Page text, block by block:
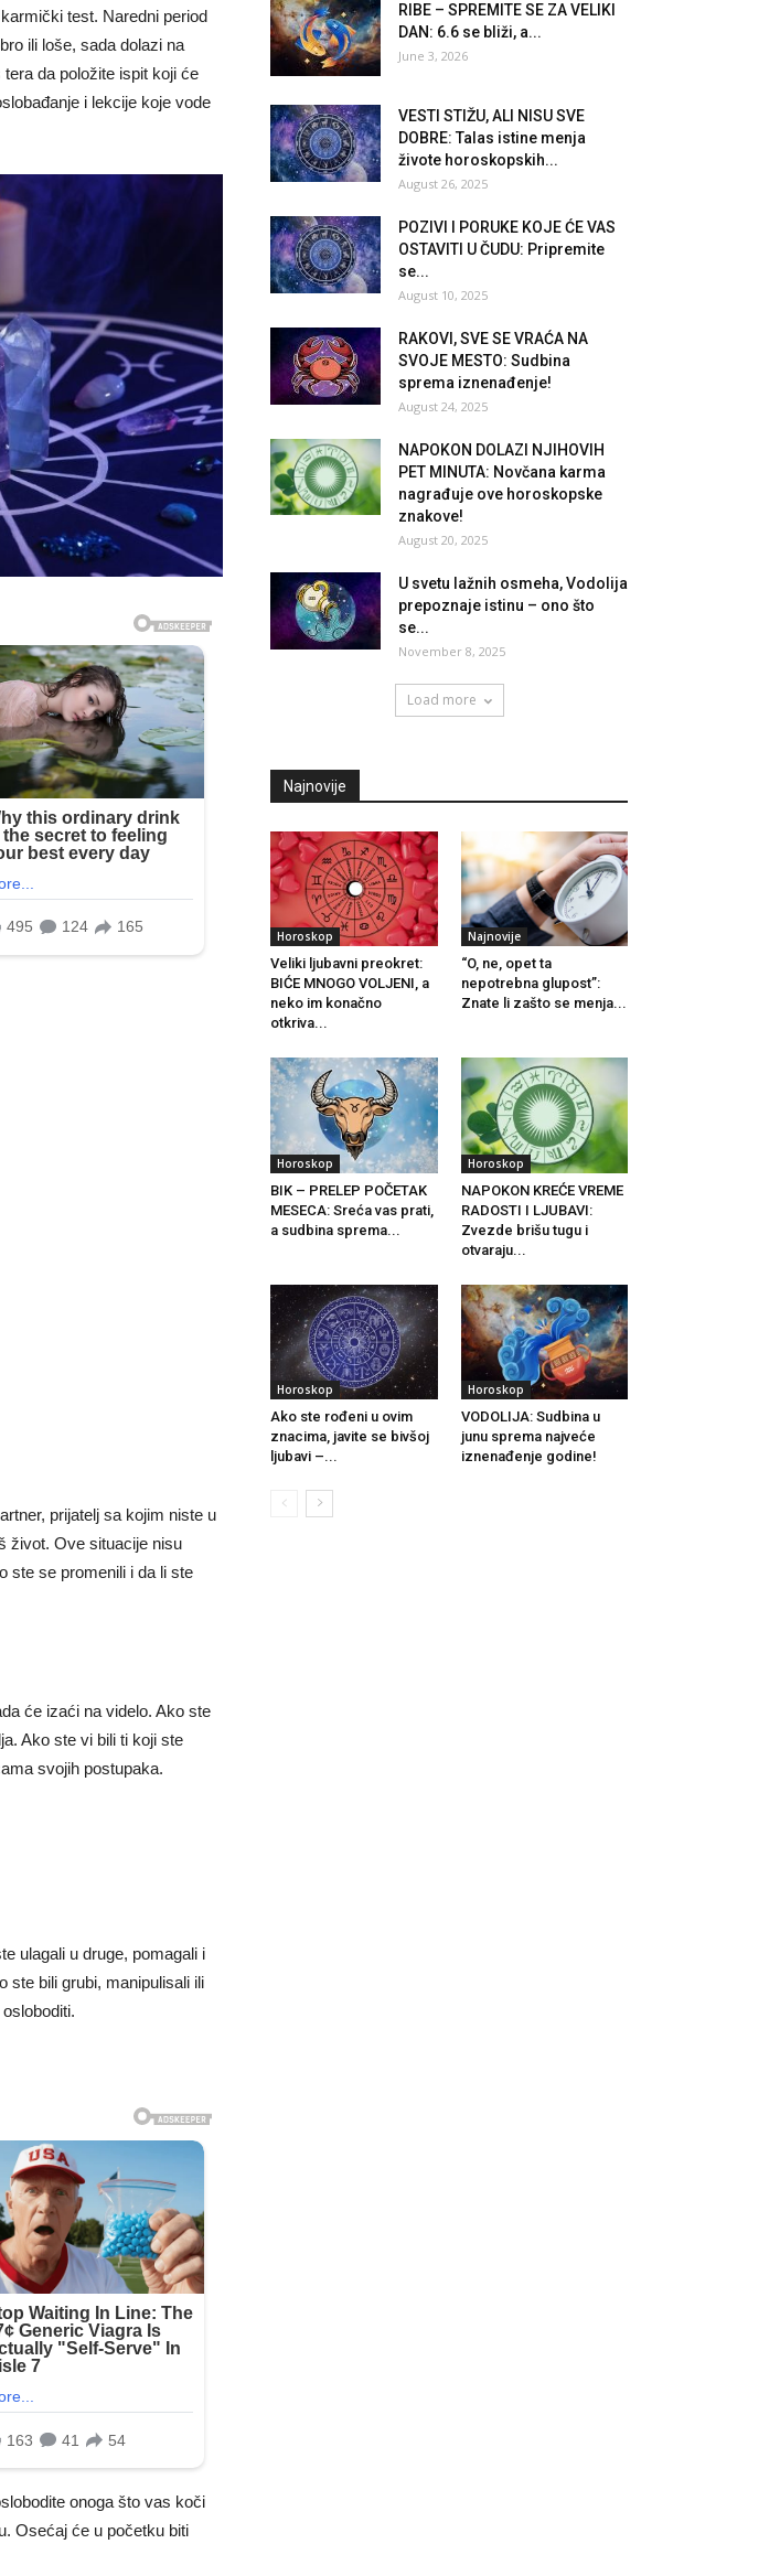
test. Naredni period
ili loše, sada dolazi na
da položite ispit koji će
i lekcije koje vode
prijatelj sa kojim niste u
život. Ove situacije nisu
ste se promenili i da li ste
će izaći na videlo. Ako ste
Ako ste vi bili ti koji ste
svojih postupaka.
ulagali u druge, pomagali i
ste bili grubi, manipulisali ili
onoga što vas koči
Osećaj će u početku biti
RIBE – SPREMITE SE ZA VELIKI
DAN: 6.6 se bliži, a...
June 3, 2026
VESTI STIŽU, ALI NISU SVE
DOBRE: Talas istine menja
živote horoskopskih...
August 26, 2025
POZIVI I PORUKE KOJE ĆE VAS
OSTAVITI U ČUDU: Pripremite
se...
August 10, 2025
RAKOVI, SVE SE VRAĆA NA
SVOJE MESTO: Sudbina
sprema iznenađenje!
August 24, 2025
NAPOKON DOLAZI NJIHOVIH
PET MINUTA: Novčana karma
nagrađuje ove horoskopske
znakove!
August 20, 2025
U svetu lažnih osmeha, Vodolija
prepoznaje istinu – ono što
se...
November 8, 2025
Load more
Najnovije
Horoskop
Veliki ljubavni preokret:
BIĆE MNOGO VOLJENI, a
neko im konačno
otkriva...
Najnovije
“O, ne, opet ta
nepotrebna glupost”:
Znate li zašto se menja...
Horoskop
BIK – PRELEP POČETAK
MESECA: Sreća vas prati,
a sudbina sprema...
Horoskop
NAPOKON KREĆE VREME
RADOSTI I LJUBAVI:
Zvezde brišu tugu i
otvaraju...
Horoskop
Ako ste rođeni u ovim
znacima, javite se bivšoj
ljubavi –...
Horoskop
VODOLIJA: Sudbina u
junu sprema najveće
iznenađenje godine!